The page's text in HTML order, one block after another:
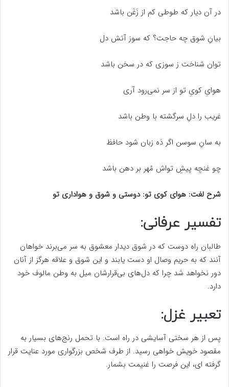
در آن دیار که طوطی کم از زَغَن باشد
بیانِ شوق چه حاجت؟ که سوز آتش دل
توان شناخت ز سوزی که در سخن باشد
هوایِ کویِ تو از سر نمی‌رود آری
غریب را دلِ سرگشته با وطن باشد
به سانِ سوسن اگر دَه زبان شود حافظ
چو غنچه پیشِ تواش مُهر بر دهن باشد
شرح لغت: هوای کوی تو: دوستی و شوق و هواداری تو
تفسیر عرفانی:
طالبان راه دوست که در شوق دیدار معشوق به سر می‌برند خواهان
آنند که به حریم وصال او دست یابند و این شوق و علاقه هرگز از آنان
دور نخواهد شد چرا که دل‌های بی‌قرارشان میل به وطن مالوف خود
دارد.
تعبیر غزل:
پس از هر سختی آسایشی در راه است. با تحمل رنج‌های بسیار به
مقصود خویش خواهی رسید. از طرف شخص بزرگواری مورد عنایت قرار
گرفته ای، این فرصت را غنیمت بشمار.